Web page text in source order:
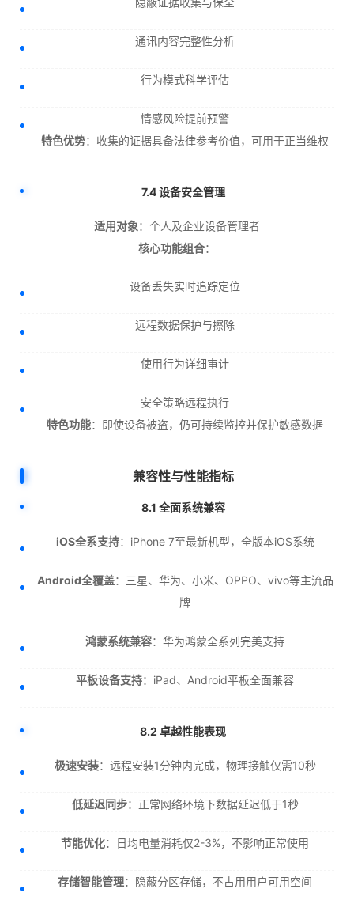
通讯内容完整性分析
行为模式科学评估
情感风险提前预警
特色优势：收集的证据具备法律参考价值，可用于正当维权
7.4 设备安全管理
适用对象：个人及企业设备管理者
核心功能组合：
设备丢失实时追踪定位
远程数据保护与擦除
使用行为详细审计
安全策略远程执行
特色功能：即使设备被盗，仍可持续监控并保护敏感数据
兼容性与性能指标
8.1 全面系统兼容
iOS全系支持：iPhone 7至最新机型，全版本iOS系统
Android全覆盖：三星、华为、小米、OPPO、vivo等主流品
牌
鸿蒙系统兼容：华为鸿蒙全系列完美支持
平板设备支持：iPad、Android平板全面兼容
8.2 卓越性能表现
极速安装：远程安装1分钟内完成，物理接触仅需10秒
低延迟同步：正常网络环境下数据延迟低于1秒
节能优化：日均电量消耗仅2-3%，不影响正常使用
存储智能管理：隐蔽分区存储，不占用用户可用空间